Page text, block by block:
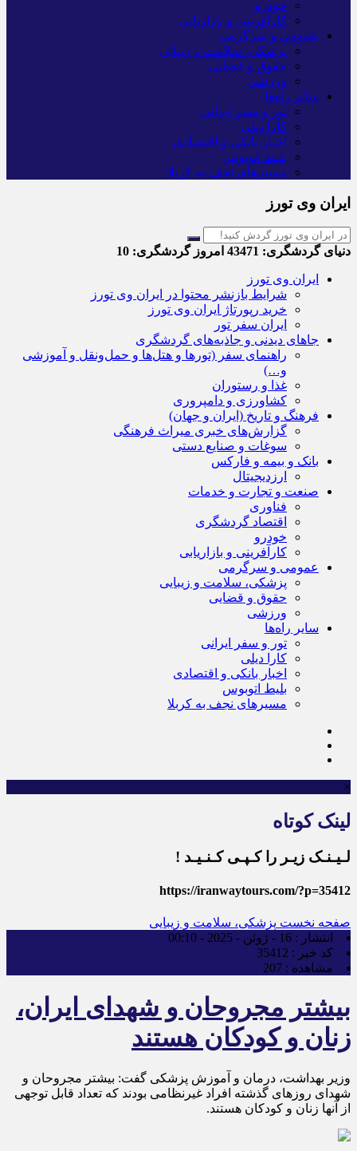
خودرو
کارآفرینی و بازاریابی
عمومی و سرگرمی
پزشکی، سلامت و زیبایی
حقوق و قضایی
ورزشی
سایر راه‌ها
تور و سفر ایرانی
کارا دیلی
اخبار بانکی و اقتصادی
بلیط اتوبوس
مسیرهای نجف به کربلا
ایران وی تورز
دنیای گردشگری: امروز گردشگری:
ایران وی تورز
شرایط بازنشر محتوا در ایران وی تورز
خرید رپورتاژ ایران وی تورز
ایران سفر تور
جاهای دیدنی و جاذبه‌های گردشگری
راهنمای سفر (تورها و هتل‌ها و حمل‌و‌نقل و آموزشی
و…)
غذا و رستوران
کشاورزی و دامپروری
فرهنگ و تاریخ (ایران و جهان)
گزارش‌های خبری میراث فرهنگی
سوغات و صنایع دستی
بانک و بیمه و فارکس
ارزدیجیتال
صنعت و تجارت و خدمات
فناوری
اقتصاد گردشگری
خودرو
کارآفرینی و بازاریابی
عمومی و سرگرمی
پزشکی، سلامت و زیبایی
حقوق و قضایی
ورزشی
سایر راه‌ها
تور و سفر ایرانی
کارا دیلی
اخبار بانکی و اقتصادی
بلیط اتوبوس
مسیرهای نجف به کربلا
×
لینک کوتاه
لـیـنـک زیـر را کـپـی کـنـیـد !
https://iranwaytours.com/?p=35412
صفحه نخست پزشکی، سلامت و زیبایی
انتشار : 16 - ژوئن - 2025 - 00:10
کد خبر : 35412
مشاهده : 207
بیشتر مجروحان و شهدای ایران،
زنان و کودکان هستند
وزیر بهداشت، درمان و آموزش پزشکی گفت: بیشتر مجروحان و
شهدای روزهای گذشته افراد غیرنظامی بودند که تعداد قابل توجهی
از آنها زنان و کودکان هستند.